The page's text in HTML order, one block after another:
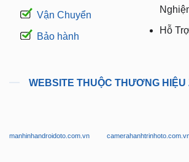
Vận Chuyển
Bảo hành
Hỗ
WEBSITE THUỘC THƯƠNG HIỆU
manhinhandroidoto.com.vn